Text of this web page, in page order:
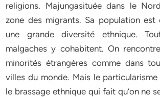
religions. Majungasituée dans le
zone des migrants. Sa population est
une grande diversité ethnique.
malgaches y cohabitent. On
minorités étrangères comme dans
villes du monde. Mais le
le brassage ethnique qui fait qu’on ne